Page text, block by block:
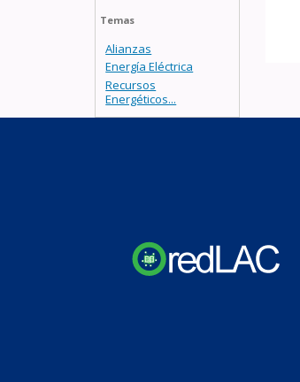
Temas
Alianzas
Energía Eléctrica
Recursos
Energéticos...